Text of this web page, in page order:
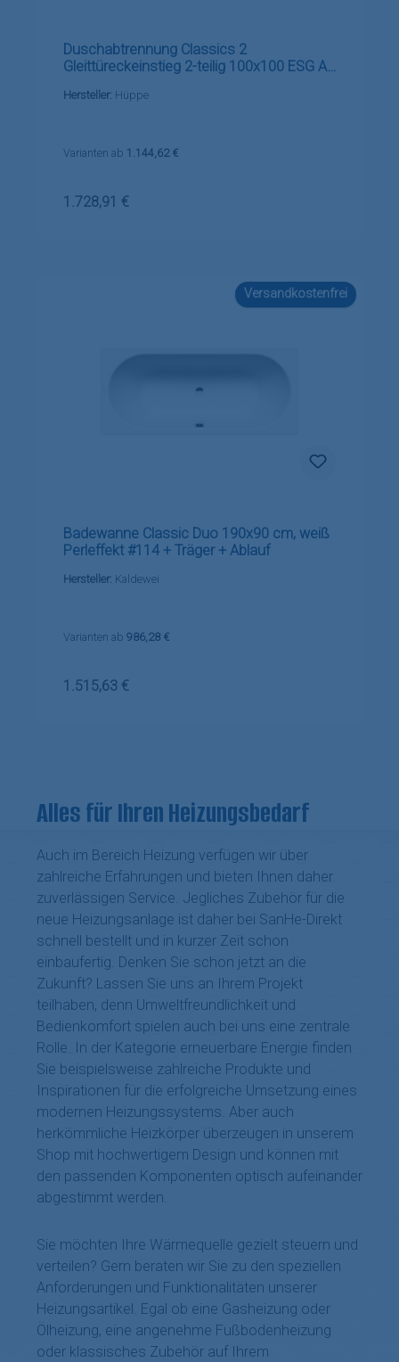
Duschabtrennung Classics 2
Gleittüreckeinstieg 2-teilig 100x100 ESG AP
Hersteller: Hüppe
Varianten ab 1.144,62 €
Regulärer Preis:
1.728,91 €
Versandkostenfrei
Badewanne Classic Duo 190x90 cm, weiß
Perleffekt #114 + Träger + Ablauf
Hersteller: Kaldewei
Varianten ab 986,28 €
Regulärer Preis:
1.515,63 €
Alles für Ihren Heizungsbedarf
Auch im Bereich Heizung verfügen wir über
zahlreiche Erfahrungen und bieten Ihnen daher
zuverlässigen Service. Jegliches Zubehör für die
neue Heizungsanlage ist daher bei SanHe-Direkt
schnell bestellt und in kurzer Zeit schon
einbaufertig. Denken Sie schon jetzt an die
Zukunft? Lassen Sie uns an Ihrem Projekt
teilhaben, denn Umweltfreundlichkeit und
Bedienkomfort spielen auch bei uns eine zentrale
Rolle. In der Kategorie erneuerbare Energie finden
Sie beispielsweise zahlreiche Produkte und
Inspirationen für die erfolgreiche Umsetzung eines
modernen Heizungssystems. Aber auch
herkömmliche Heizkörper überzeugen in unserem
Shop mit hochwertigem Design und können mit
den passenden Komponenten optisch aufeinander
abgestimmt werden.
Sie möchten Ihre Wärmequelle gezielt steuern und
verteilen? Gern beraten wir Sie zu den speziellen
Anforderungen und Funktionalitäten unserer
Heizungsartikel. Egal ob eine Gasheizung oder
Ölheizung, eine angenehme Fußbodenheizung
oder klassisches Zubehör auf Ihrem